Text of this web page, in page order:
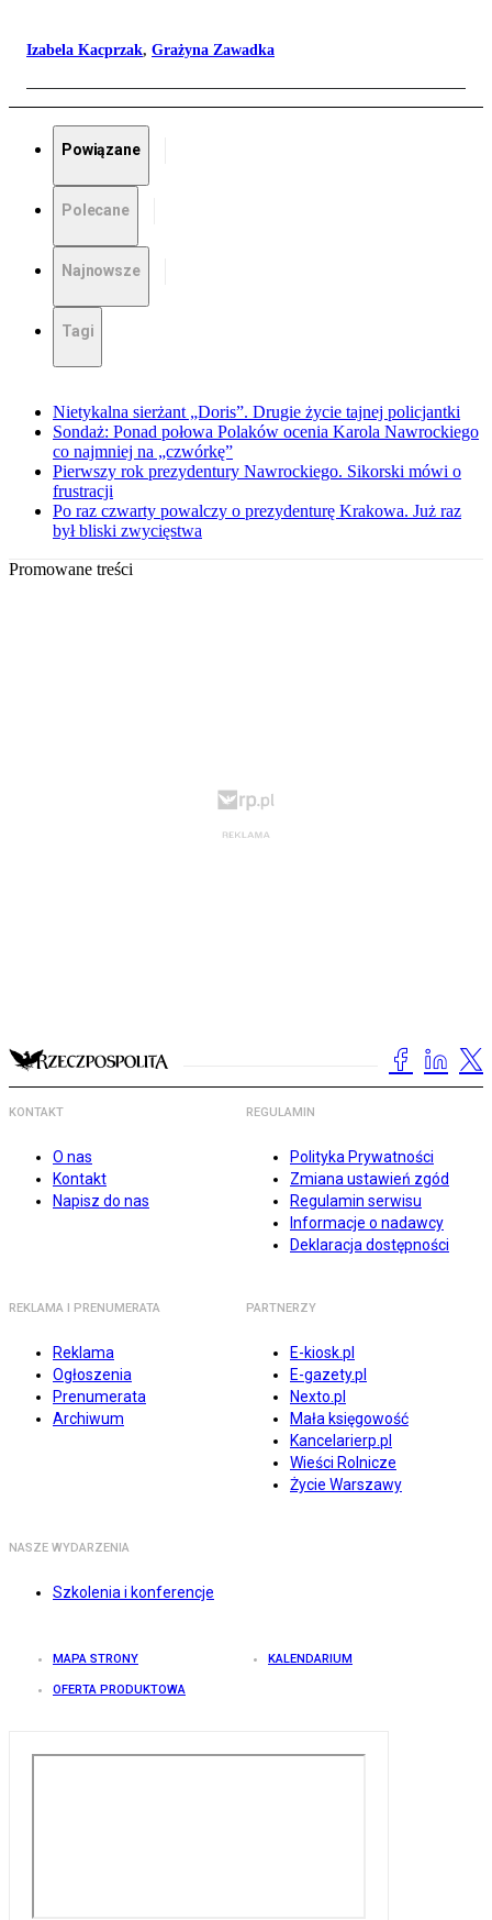
Izabela Kacprzak, Grażyna Zawadka
Powiązane
Polecane
Najnowsze
Tagi
Nietykalna sierżant „Doris”. Drugie życie tajnej policjantki
Sondaż: Ponad połowa Polaków ocenia Karola Nawrockiego
co najmniej na „czwórkę”
Pierwszy rok prezydentury Nawrockiego. Sikorski mówi o
frustracji
Po raz czwarty powalczy o prezydenturę Krakowa. Już raz
był bliski zwycięstwa
Promowane treści
KONTAKT
O nas
Kontakt
Napisz do nas
REGULAMIN
Polityka Prywatności
Zmiana ustawień zgód
Regulamin serwisu
Informacje o nadawcy
Deklaracja dostępności
REKLAMA I PRENUMERATA
Reklama
Ogłoszenia
Prenumerata
Archiwum
PARTNERZY
E-kiosk.pl
E-gazety.pl
Nexto.pl
Mała księgowość
Kancelarierp.pl
Wieści Rolnicze
Życie Warszawy
NASZE WYDARZENIA
Szkolenia i konferencje
MAPA STRONY KALENDARIUM
OFERTA PRODUKTOWA